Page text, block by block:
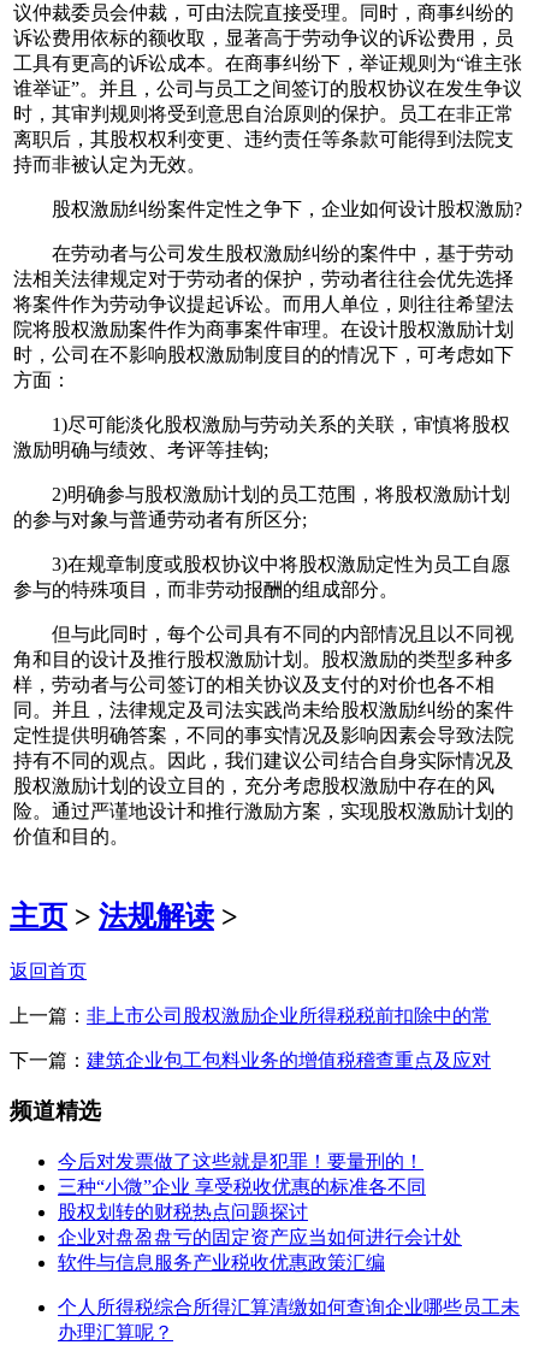
议仲裁委员会仲裁，可由法院直接受理。同时，商事纠纷的
诉讼费用依标的额收取，显著高于劳动争议的诉讼费用，员
工具有更高的诉讼成本。在商事纠纷下，举证规则为“谁主张
谁举证”。并且，公司与员工之间签订的股权协议在发生争议
时，其审判规则将受到意思自治原则的保护。员工在非正常
离职后，其股权权利变更、违约责任等条款可能得到法院支
持而非被认定为无效。
股权激励纠纷案件定性之争下，企业如何设计股权激励?
在劳动者与公司发生股权激励纠纷的案件中，基于劳动
法相关法律规定对于劳动者的保护，劳动者往往会优先选择
将案件作为劳动争议提起诉讼。而用人单位，则往往希望法
院将股权激励案件作为商事案件审理。在设计股权激励计划
时，公司在不影响股权激励制度目的的情况下，可考虑如下
方面：
1)尽可能淡化股权激励与劳动关系的关联，审慎将股权
激励明确与绩效、考评等挂钩;
2)明确参与股权激励计划的员工范围，将股权激励计划
的参与对象与普通劳动者有所区分;
3)在规章制度或股权协议中将股权激励定性为员工自愿
参与的特殊项目，而非劳动报酬的组成部分。
但与此同时，每个公司具有不同的内部情况且以不同视
角和目的设计及推行股权激励计划。股权激励的类型多种多
样，劳动者与公司签订的相关协议及支付的对价也各不相
同。并且，法律规定及司法实践尚未给股权激励纠纷的案件
定性提供明确答案，不同的事实情况及影响因素会导致法院
持有不同的观点。因此，我们建议公司结合自身实际情况及
股权激励计划的设立目的，充分考虑股权激励中存在的风
险。通过严谨地设计和推行激励方案，实现股权激励计划的
价值和目的。
主页 > 法规解读 >
返回首页
上一篇： 非上市公司股权激励企业所得税税前扣除中的常
下一篇： 建筑企业包工包料业务的增值税稽查重点及应对
频道精选
今后对发票做了这些就是犯罪！要量刑的！
三种“小微”企业 享受税收优惠的标准各不同
股权划转的财税热点问题探讨
企业对盘盈盘亏的固定资产应当如何进行会计处
软件与信息服务产业税收优惠政策汇编
个人所得税综合所得汇算清缴如何查询企业哪些员工未
办理汇算呢？